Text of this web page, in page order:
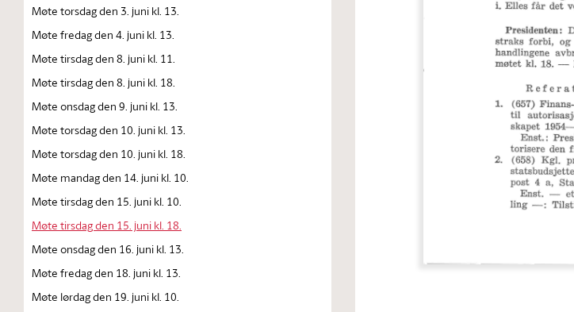
Møte torsdag den 3. juni kl. 13.
Møte fredag den 4. juni kl. 13.
Møte tirsdag den 8. juni kl. 11.
Møte tirsdag den 8. juni kl. 18.
Møte onsdag den 9. juni kl. 13.
Møte torsdag den 10. juni kl. 13.
Møte torsdag den 10. juni kl. 18.
Møte mandag den 14. juni kl. 10.
Møte tirsdag den 15. juni kl. 10.
Møte tirsdag den 15. juni kl. 18.
Møte onsdag den 16. juni kl. 13.
Møte fredag den 18. juni kl. 13.
Møte lørdag den 19. juni kl. 10.